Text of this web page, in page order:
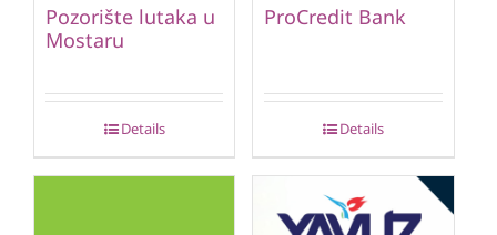
Pozorište lutaka u
Mostaru
Details
ProCredit Bank
Details